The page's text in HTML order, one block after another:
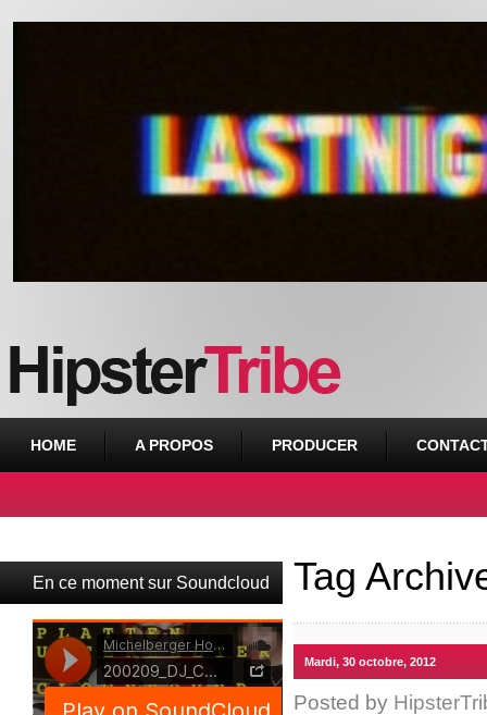
HOME A PROPOS PRODUCER
En ce moment sur Soundcloud Tag
Mardi, 30 octobre, 2012
Posted by